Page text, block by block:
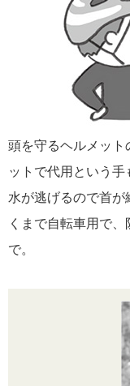
頭を守るヘルメット
ットで代用という
水が逃げるので首
くまで自転車用で
で。